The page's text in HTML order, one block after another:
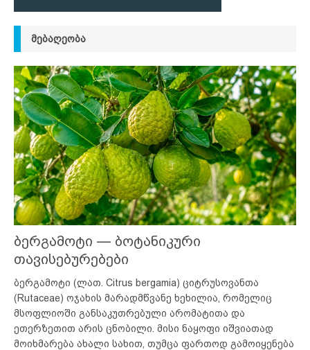
ᲛᲔᲑᲐᲦᲔᲝᲑᲐ
ბერგამოტი — ბოტანიკური
თავისებურებები
ბერგამოტი (ლათ. Citrus bergamia) ციტრუსოვანთა
(Rutaceae) ოჯახის მარადმწვანე ხეხილია, რომელიც
მსოფლიოში განსაკუთრებული არომატითა და
ეთერზეთით არის ცნობილი. მისი ნაყოფი იშვიათად
მოიხმარება ახალი სახით, თუმცა ფართოდ გამოიყენება